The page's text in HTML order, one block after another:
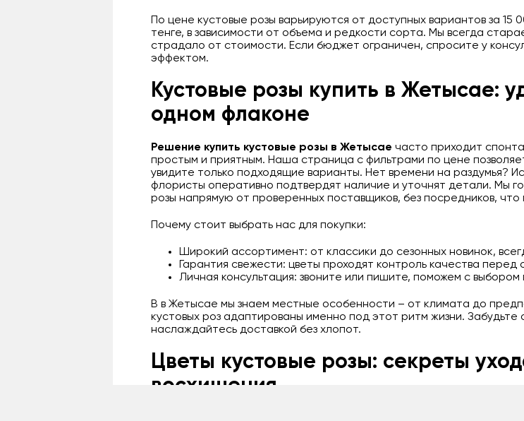
По цене кустовые розы варьируются от доступных вариантов за
тенге, в зависимости от объема и редкости сорта. Мы всегда
страдало от стоимости. Если бюджет ограничен, спросите у
эффектом.
Кустовые розы купить в Жетысае:
одном флаконе
Решение купить кустовые розы в Жетысае часто приходит
простым и приятным. Наша страница с фильтрами по цене
увидите только подходящие варианты. Нет времени на раздумья?
флористы оперативно подтвердят наличие и уточнят детали. Мы
розы напрямую от проверенных поставщиков, без посредников, что
Почему стоит выбрать нас для покупки:
Широкий ассортимент: от классики до сезонных новинок,
Гарантия свежести: цветы проходят контроль качества перед
Личная консультация: звоните или пишите, поможем с выбором
В в Жетысае мы знаем местные особенности – от климата до
кустовых роз адаптированы именно под этот ритм жизни. Забудьте
наслаждайтесь доставкой без хлопот.
Цветы кустовые розы: секреты
восхищения